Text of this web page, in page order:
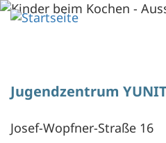
Direkt
zum
Jugendzentrum
Josef-Wopfner-Straße 16